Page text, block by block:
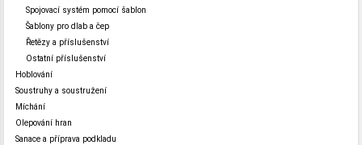
Spojovací systém pomocí šablon
Šablony pro dlab a čep
Řetězy a příslušenství
Ostatní příslušenství
Hoblování
Soustruhy a soustružení
Míchání
Olepování hran
Sanace a příprava podkladu